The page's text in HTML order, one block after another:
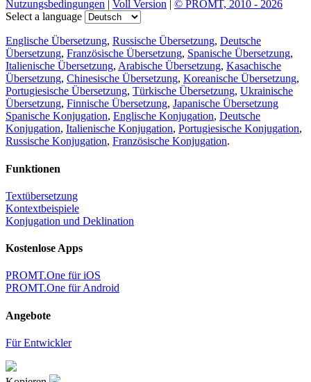
Nutzungsbedingungen | Voll Version | © PROMT, 2010 - 2026
Select a language
Englische Übersetzung, Russische Übersetzung, Deutsche
Übersetzung, Französische Übersetzung, Spanische Übersetzung,
Italienische Übersetzung, Arabische Übersetzung, Kasachische
Übersetzung, Chinesische Übersetzung, Koreanische Übersetzung,
Portugiesische Übersetzung, Türkische Übersetzung, Ukrainische
Übersetzung, Finnische Übersetzung, Japanische Übersetzung
Spanische Konjugation, Englische Konjugation, Deutsche
Konjugation, Italienische Konjugation, Portugiesische Konjugation,
Russische Konjugation, Französische Konjugation.
Funktionen
Textübersetzung
Kontextbeispiele
Konjugation und Deklination
Kostenlose Apps
PROMT.One für iOS
PROMT.One für Android
Angebote
Für Entwickler